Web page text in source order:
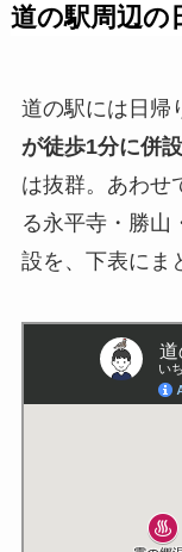
道の駅周辺の
道の駅には日帰
が徒歩1分に併設
は抜群。あわせ
る永平寺・勝山
設を、下表にま